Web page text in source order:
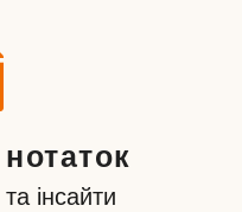
та інсайти